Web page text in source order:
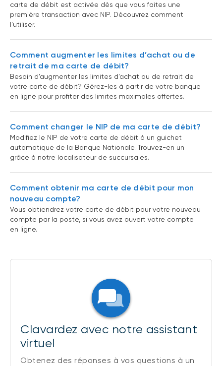
carte de débit est activée dès que vous faites une
première transaction avec NIP. Découvrez comment
l’utiliser.
Comment augmenter les limites d’achat ou de
retrait de ma carte de débit?
Besoin d’augmenter les limites d’achat ou de retrait de
votre carte de débit? Gérez-les à partir de votre banque
en ligne pour profiter des limites maximales offertes.
Comment changer le NIP de ma carte de débit?
Modifiez le NIP de votre carte de débit à un guichet
automatique de la Banque Nationale. Trouvez-en un
grâce à notre localisateur de succursales.
Comment obtenir ma carte de débit pour mon
nouveau compte?
Vous obtiendrez votre carte de débit pour votre nouveau
compte par la poste, si vous avez ouvert votre compte
en ligne.
Clavardez avec notre assistant
virtuel
Obtenez des réponses à vos questions à un